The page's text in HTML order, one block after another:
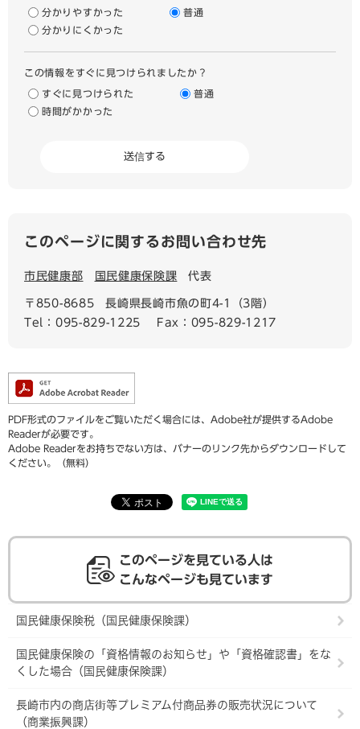
分かりやすかった
普通
分かりにくかった
この情報をすぐに見つけられましたか？
すぐに見つけられた
普通
時間がかかった
このページに関するお問い合わせ先
市民健康部 国民健康保険課 代表
〒850-8685
長崎県長崎市魚の町4-1（3階）
Tel：095-829-1225
Fax：095-829-1217
PDF形式のファイルをご覧いただく場合には、Adobe社が提供するAdobe
Readerが必要です。
Adobe Readerをお持ちでない方は、バナーのリンク先からダウンロードして
ください。（無料）
このページを見ている人は
こんなページも見ています
国民健康保険税（国民健康保険課）
国民健康保険の「資格情報のお知らせ」や「資格確認書」をな
くした場合（国民健康保険課）
長崎市内の商店街等プレミアム付商品券の販売状況について
（商業振興課）